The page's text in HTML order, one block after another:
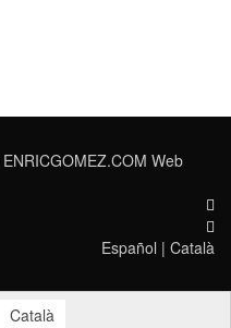
ENRICGOMEZ.COM Web
Español | Català
Català